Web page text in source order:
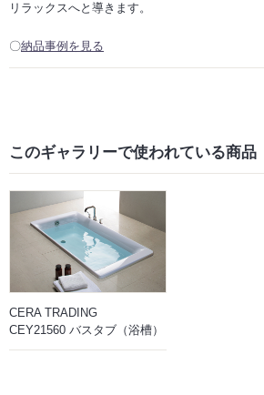
リラックスへと導きます。
〇納品事例を見る
このギャラリーで使われている商品
CERA TRADING
CEY21560 バスタブ（浴槽）